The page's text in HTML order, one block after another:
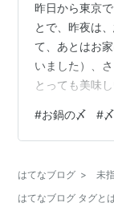
昨日から東京
とで、昨夜は
て、あとはお
いました）、
とっても美味
れるか、迷い
で、それを利
です！ 材料 作
の〆に雑炊で
#お鍋の〆 #
はてなブログ > 未
はてなブログ タグと